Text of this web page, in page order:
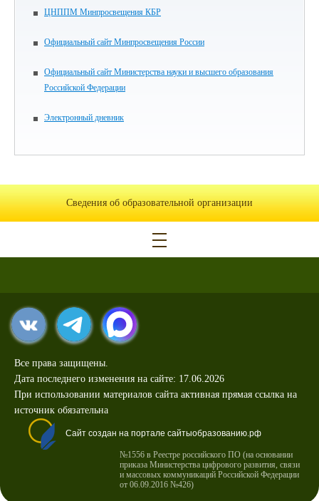
ЦНППМ Минпросвещения КБР
Официальный сайт Минпросвещения России
Официальный сайт Министерства науки и высшего образования
Российской Федерации
Электронный дневник
Сведения об образовательной организации
Все права защищены.
Дата последнего изменения на сайте: 17.06.2026
При использовании материалов сайта активная прямая ссылка на
источник обязательна
Сайт создан на портале сайтыобразованию.рф
№1556 в Реестре российского ПО (на основании
приказа Министерства цифрового развития, связи
и массовых коммуникаций Российской Федерации
от 06.09.2016 №426)